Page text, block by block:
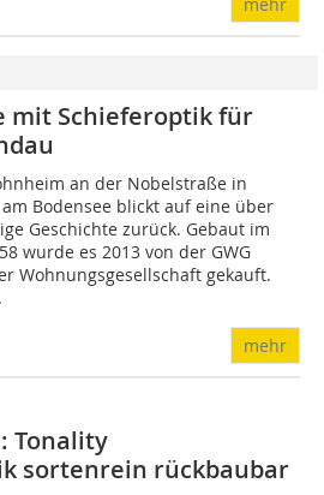
mehr
mit Schieferoptik für
an der Nobelstraße in
Bodensee blickt auf eine über
Geschichte zurück. Gebaut im
wurde es 2013 von der GWG
Wohnungsgesellschaft gekauft.
mehr
Tonality
sortenrein rückbaubar